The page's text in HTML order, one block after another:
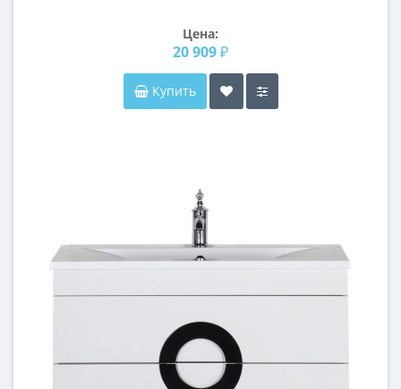
Цена:
20 909 ₽
Купить